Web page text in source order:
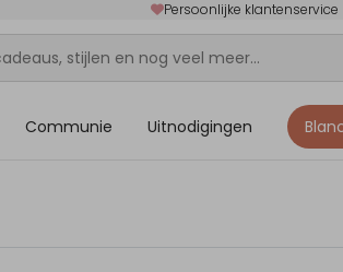
Persoonlijke klantenservice
Communie Uitnodigingen